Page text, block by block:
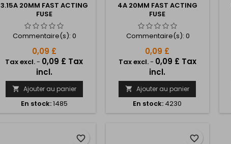
3.15A 20MM FAST ACTING
FUSE
Commentaire(s):0
0,09 £
Tax excl.- 0,09 £ Tax
incl.
 Ajouter au panier
En stock:1485
4A 20MM FAST ACTING
FUSE
Commentaire(s): 0
0,09 £
Tax excl.- 0,09 £ Tax
incl.
 Ajouter au panier
En stock: 4230
favorite_border favorite_border